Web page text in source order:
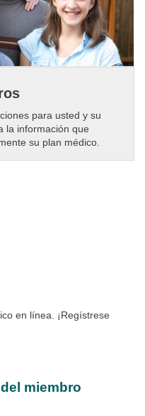
para usted y su
la información que
su plan médico.
en línea. ¡Regístrese
miembro